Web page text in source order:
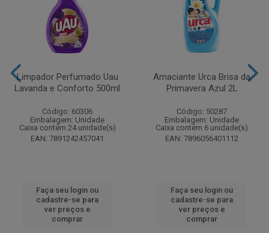
Limpador Perfumado Uau
Lavanda e Conforto 500ml
Código: 60306
Embalagem: Unidade
Caixa contém 24 unidade(s)
EAN: 7891242457041
Faça seu login ou
cadastre-se para
ver preços e
comprar
Amaciante Urca Brisa da
Primavera Azul 2L
Código: 50287
Embalagem: Unidade
Caixa contém 6 unidade(s)
EAN: 7896056401112
Faça seu login ou
cadastre-se para
ver preços e
comprar